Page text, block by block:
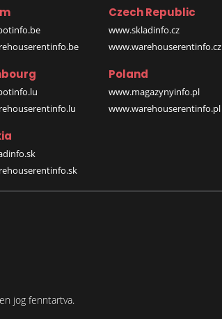
Czech Republic
www.skladinfo.cz
www.warehouserentinfo.cz
Poland
www.magazynyinfo.pl
www.warehouserentinfo.pl
jog fenntartva.